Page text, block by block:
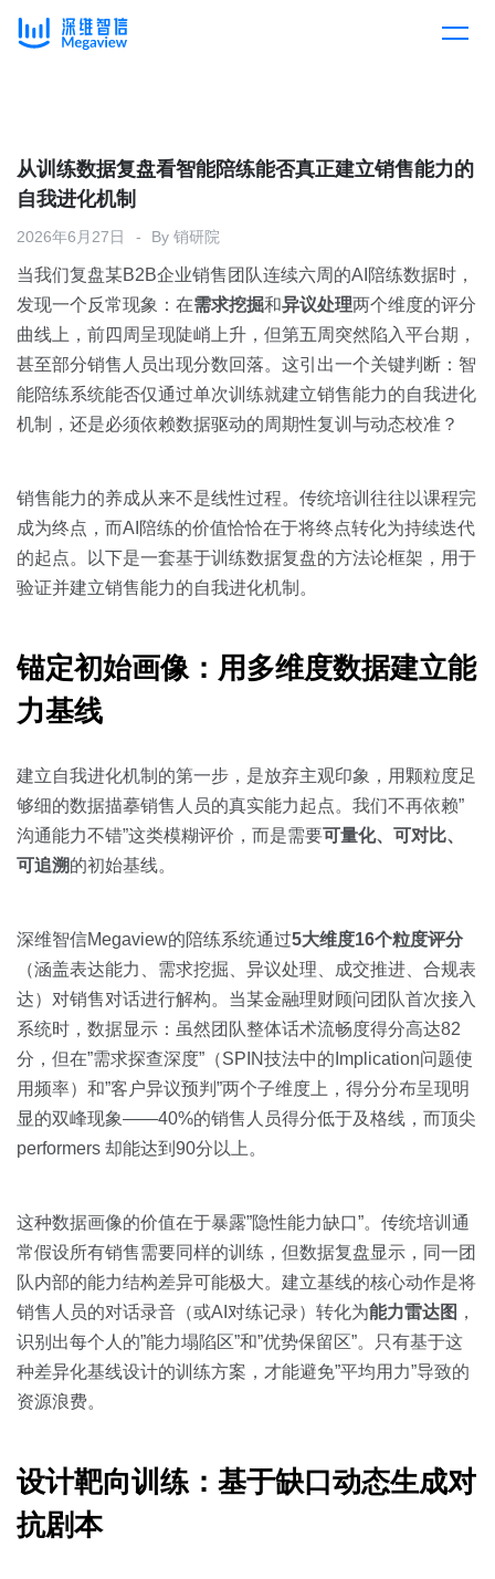
产品总览
产品集成
下载客户端
解决方案
按行业
消费医疗
教育
房地产
金融
按业务场景
交易跟进
客户案例
开放平台
定价
资源中心
资源中心
全部
销售会话智能
关于我们
预约演示
从训练数据复盘看智能陪练能否真正建立销售能力的
自我进化机制
2026年6月27日 By 销研院
当我们复盘某B2B企业销售团队连续六周的AI陪练数据时，
发现一个反常现象：在需求挖掘和异议处理两个维度的评分
曲线上，前四周呈现陡峭上升，但第五周突然陷入平台期，
甚至部分销售人员出现分数回落。这引出一个关键判断：智
能陪练系统能否仅通过单次训练就建立销售能力的自我进化
机制，还是必须依赖数据驱动的周期性复训与动态校准？
销售能力的养成从来不是线性过程。传统培训往往以课程完
成为终点，而AI陪练的价值恰恰在于将终点转化为持续迭代
的起点。以下是一套基于训练数据复盘的方法论框架，用于
验证并建立销售能力的自我进化机制。
锚定初始画像：用多维度数据建立能
力基线
建立自我进化机制的第一步，是放弃主观印象，用颗粒度足
够细的数据描摹销售人员的真实能力起点。我们不再依赖”
沟通能力不错”这类模糊评价，而是需要可量化、可对比、
可追溯的初始基线。
深维智信Megaview的陪练系统通过5大维度16个粒度评分
（涵盖表达能力、需求挖掘、异议处理、成交推进、合规表
达）对销售对话进行解构。当某金融理财顾问团队首次接入
系统时，数据显示：虽然团队整体话术流畅度得分高达82
分，但在”需求探查深度”（SPIN技法中的Implication问题使
用频率）和”客户异议预判”两个子维度上，得分分布呈现明
显的双峰现象——40%的销售人员得分低于及格线，而顶尖
performers 却能达到90分以上。
这种数据画像的价值在于暴露”隐性能力缺口”。传统培训通
常假设所有销售需要同样的训练，但数据复盘显示，同一团
队内部的能力结构差异可能极大。建立基线的核心动作是将
销售人员的对话录音（或AI对练记录）转化为能力雷达图 ，
识别出每个人的”能力塌陷区”和”优势保留区”。只有基于这
种差异化基线设计的训练方案，才能避免”平均用力”导致的
资源浪费。
设计靶向训练：基于缺口动态生成对
抗剧本